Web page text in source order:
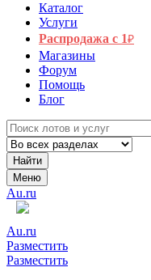
Каталог
Услуги
Распродажа с 1₽
Магазины
Форум
Помощь
Блог
Найти
Меню
Au.ru
Au.ru
Разместить
Разместить